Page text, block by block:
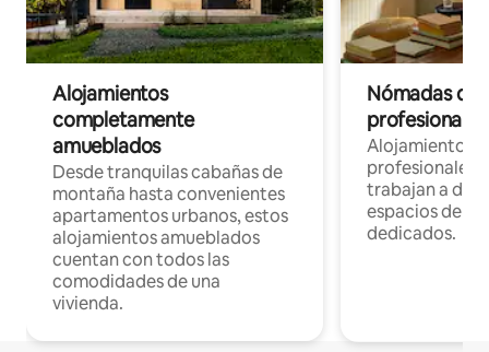
Alojamientos
completamente
amueblados
Desde tranquilas cabañas de
montaña hasta convenientes
apartamentos urbanos, estos
alojamientos amueblados
cuentan con todos las
comodidades de una
vivienda.
Nómadas
Alojamientos
profesionales
trabajan a
espacios de
dedicados.